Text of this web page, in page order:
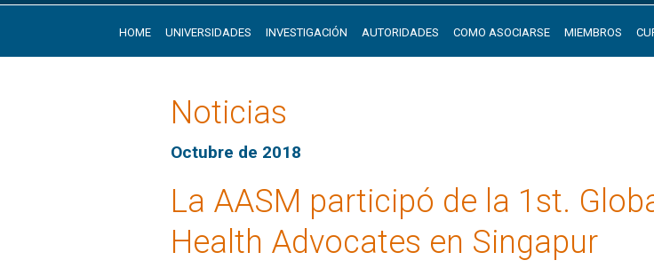
HOME UNIVERSIDADES INVESTIGACIÓN AUTORIDADES COMO ASOCIARSE MIEMBROS
Noticias
Octubre de 2018
La AASM participó de la 1st.
Health Advocates en Singapur